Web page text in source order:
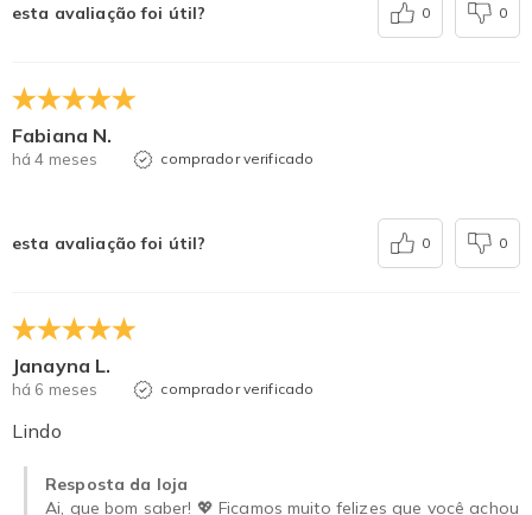
esta avaliação foi útil? 0 0
Fabiana N.
há 4 meses comprador verificado
esta avaliação foi útil? 0 0
Janayna L.
há 6 meses comprador verificado
Lindo
Resposta da loja
Ai, que bom saber! 💖 Ficamos muito felizes que você achou